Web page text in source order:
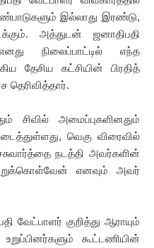
இல்லாது இரண்டு,
அத்துடன் ஜனாதிபதி
நிலைப்பாட்டில் எந்த
தேசிய கட்சியின் பிரதித்
தெரிவித்தார்.
சிவில் அமைப்புகளினதும்
வெகு விரைவில்
நடத்தி அவர்களின்
எனவும் அவர்
வேட்பாளர் குறித்து ஆராயும்
கூட்டணியின்